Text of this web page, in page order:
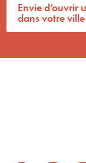
Envie d’ouvrir
dans votre